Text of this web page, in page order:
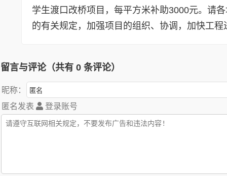
学生渡口改桥项目，每平方米补助3000元。请
的有关规定，加强项目的组织、协调，加快工
留言与评论（共有 0 条评论）
昵称：
匿名发表
登录账号